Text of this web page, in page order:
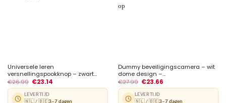
Universele leren
versnellingspookknop – zwart...
€26.99 €23.14
LEVERTIJD
🇳🇱 / 🇧🇪3–7 dagen
Dummy beveiligingscamera – wit
dome design –...
€27.99 €23.66
LEVERTIJD
🇳🇱 / 🇧🇪3–7 dagen